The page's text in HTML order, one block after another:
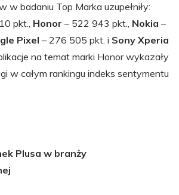
w badaniu Top Marka uzupełniły:
pkt., Honor – 522 943 pkt., Nokia –
Pixel – 276 505 pkt. i Sony Xperia
na temat marki Honor wykazały
w całym rankingu indeks sentymentu
Plusa w branży